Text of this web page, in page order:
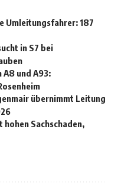
Umleitungsfahrer: 187
in S7 bei
und A93:
übernimmt Leitung
Sachschaden,